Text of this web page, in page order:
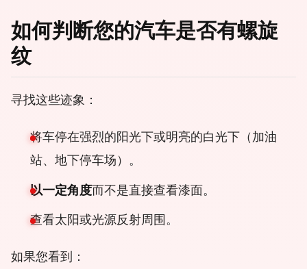
如何判断您的汽车是否有螺旋
纹
寻找这些迹象：
将车停在强烈的阳光下或明亮的白光下（加油
站、地下停车场）。
以一定角度而不是直接查看漆面。
查看太阳或光源反射周围。
如果您看到：